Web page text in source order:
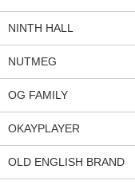
NINTH HALL
NUTMEG
OG FAMILY
OKAYPLAYER
OLD ENGLISH BRAND